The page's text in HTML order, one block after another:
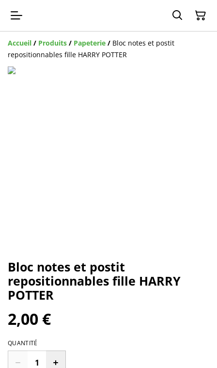
Accueil / Produits / Papeterie / Bloc notes et postit
repositionnables fille HARRY POTTER
Bloc notes et postit
repositionnables fille HARRY
POTTER
2,00 €
QUANTITÉ